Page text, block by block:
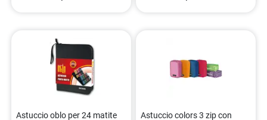
Astuccio oblo per 24 matite
Astuccio colors 3 zip con